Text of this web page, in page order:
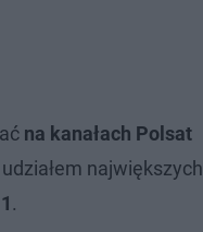
na kanałach Polsat
największych
.